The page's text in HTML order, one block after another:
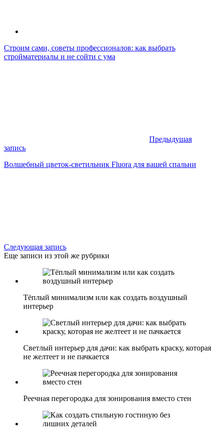
Строим сами, советы профессионалов: как выбрать
стройматериалы и не сойти с ума
Предыдущая
запись
Волшебный цветок-светильник Fluora для вашей спальни
Следующая запись
Еще записи из этой же рубрики
Тёплый минимализм или как создать воздушный
интерьер
Светлый интерьер для дачи: как выбрать краску, которая
не желтеет и не пачкается
Реечная перегородка для зонирования вместо стен